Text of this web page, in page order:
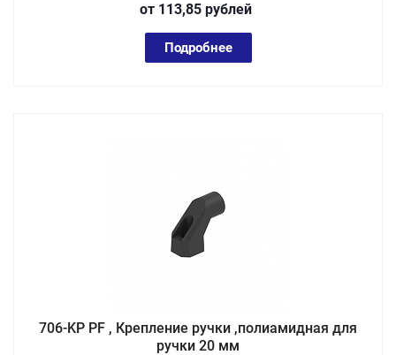
от 113,85 рублей
Подробнее
706-KP PF , Крепление ручки ,полиамидная для
ручки 20 мм